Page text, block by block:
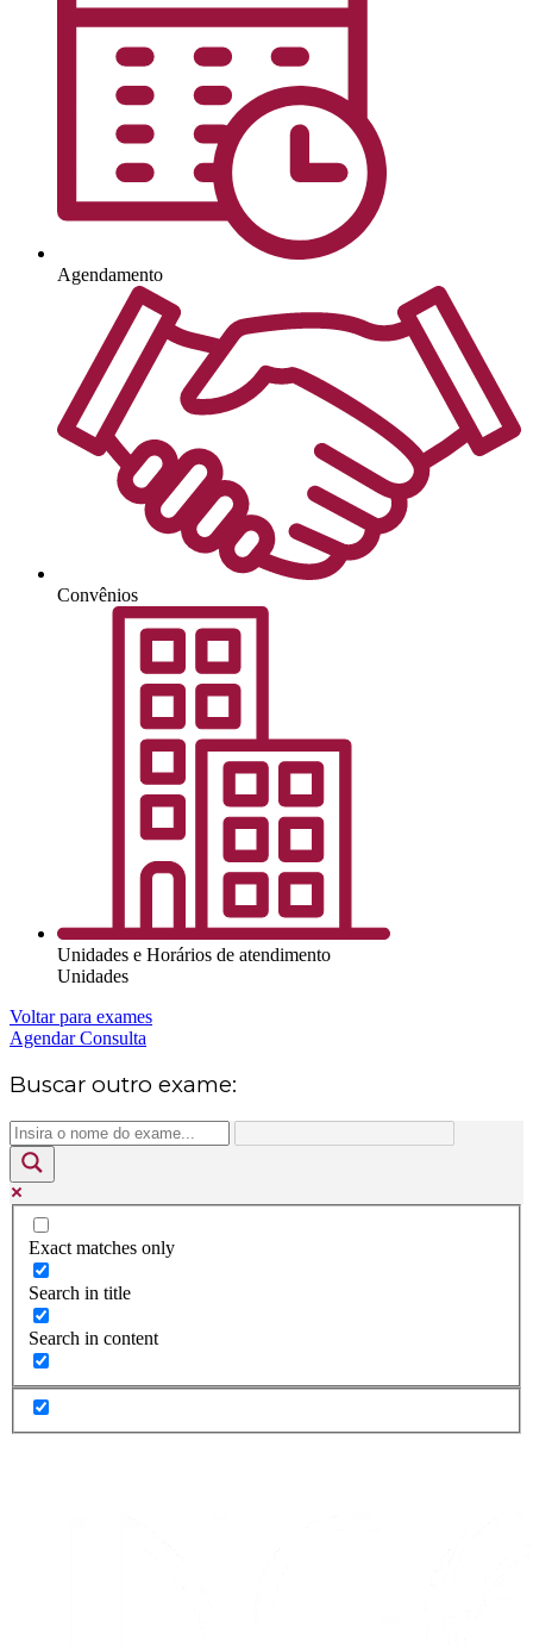
Agendamento
Convênios
Unidades e Horários de atendimento
Unidades
Voltar para exames
Agendar Consulta
Buscar outro exame:
Exact matches only
Search in title
Search in content